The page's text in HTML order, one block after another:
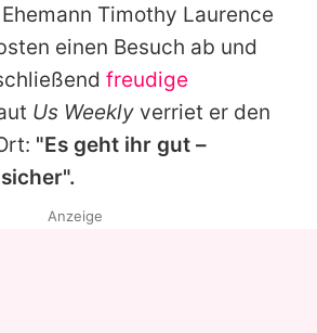
Ehemann Timothy Laurence
einen Besuch ab und
freudige
Us Weekly verriet er den
"Es geht ihr gut –
Anzeige